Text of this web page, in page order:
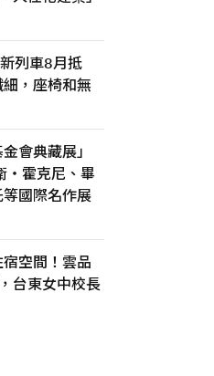
列車8月抵
，座椅和無
會典藏展」
・霍克尼、畢
國際名作展
空間！雲品
台東女中校長